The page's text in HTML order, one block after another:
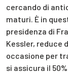
cercando di
maturi. È in
presidenza di
Kessler, reduce
occasione per
si assicura il